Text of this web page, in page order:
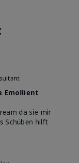
Emollient
da sie mir
Schüben hilft